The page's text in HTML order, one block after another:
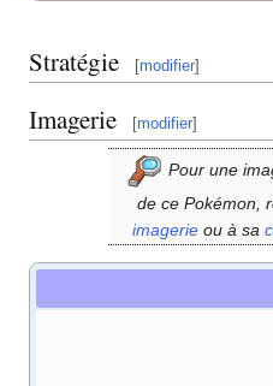
Stratégie [modifier]
Imagerie
[modifier]
Pour une
de ce Pokémon,
imagerieou à sa